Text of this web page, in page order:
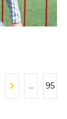
... 95